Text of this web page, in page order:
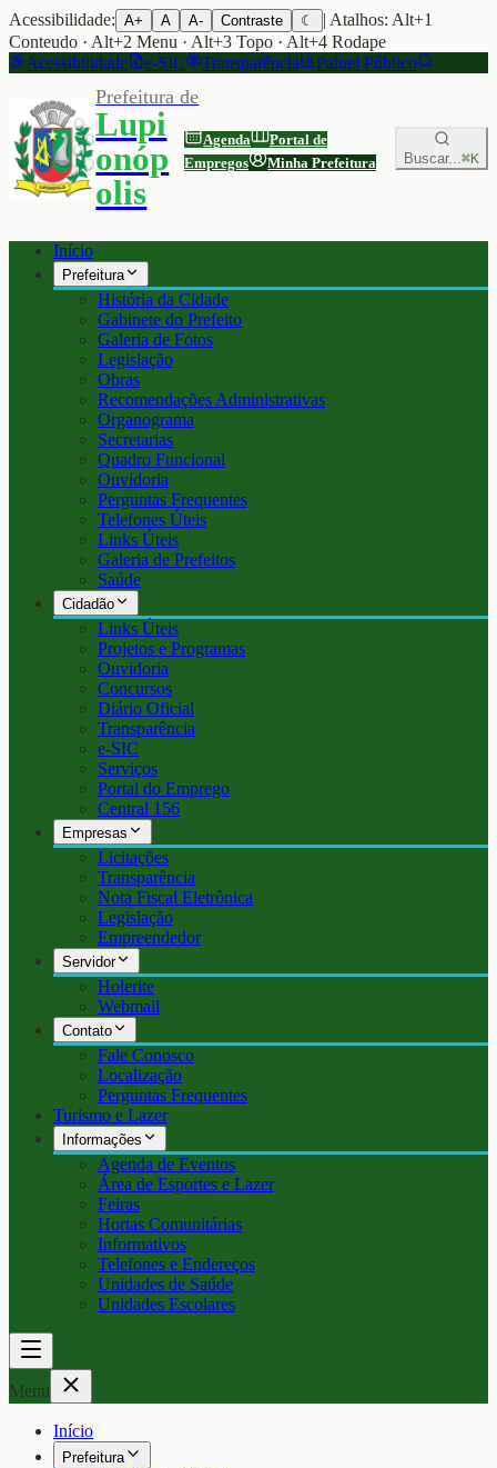
Acessibilidade: A+ A A- Contraste ☾
| Atalhos: Alt+1
Conteudo · Alt+2 Menu · Alt+3 Topo · Alt+4 Rodape
Acessibilidade
e-SIC Transparência Painel Público
Prefeitura de
Lupi
onóp
olis
Agenda
Portal de
Empregos
Minha Prefeitura Buscar...⌘K
Início
Prefeitura
História da Cidade
Gabinete do Prefeito
Galeria de Fotos
Legislação
Obras
Recomendações Administrativas
Organograma
Secretarias
Quadro Funcional
Ouvidoria
Perguntas Frequentes
Telefones Úteis
Links Úteis
Galeria de Prefeitos
Saúde
Cidadão
Links Úteis
Projetos e Programas
Ouvidoria
Concursos
Diário Oficial
Transparência
e-SIC
Serviços
Portal do Emprego
Central 156
Empresas
Licitações
Transparência
Nota Fiscal Eletrônica
Legislação
Empreendedor
Servidor
Holerite
Webmail
Contato
Fale Conosco
Localização
Perguntas Frequentes
Turismo e Lazer
Informações
Agenda de Eventos
Área de Esportes e Lazer
Feiras
Hortas Comunitárias
Informativos
Telefones e Endereços
Unidades de Saúde
Unidades Escolares
Menu
Início
Prefeitura